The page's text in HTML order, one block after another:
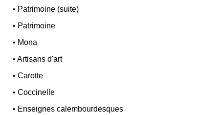
• Patrimoine (suite)
• Patrimoine
• Mona
•Artisans d'art
•Carotte
•Coccinelle
• Enseignes calembourdesques